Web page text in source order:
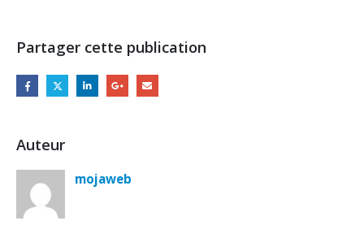
Partager cette publication
Auteur
mojaweb